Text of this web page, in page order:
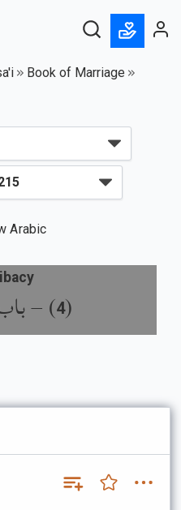
Book of Marriage
Arabic
(
4
) –